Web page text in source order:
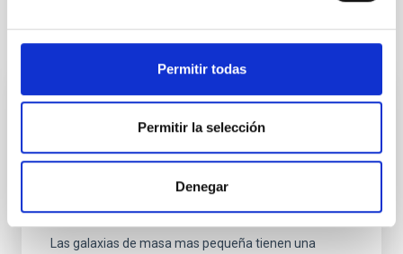
Permitir todas
Permitir la selección
Denegar
Otras noticias relacionadas
oscura produce de manera natural
distribuciones estelares tan extendidas
como las observadas
Las galaxias de masa mas pequeña tienen una